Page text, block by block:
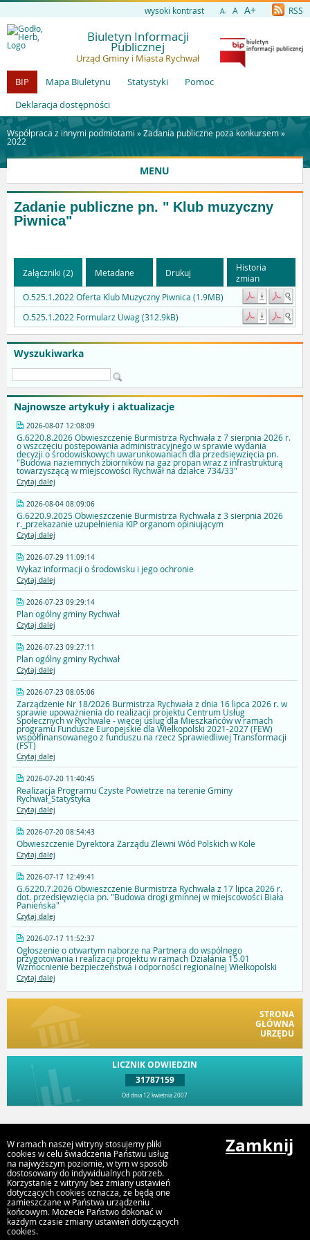
wysoki kontrast A- A A+ RSS
Biuletyn Informacji
Publicznej
Urząd Gminy i Miasta Rychwał
BIP
Mapa Biuletynu Statystyki
Pomoc
Deklaracja dostępności
Współpraca z innymi podmiotami »Zadania publiczne poza konkursem»
2022
MENU
Wyszukiwarka
Najnowsze artykuły i aktualizacje
2026-08-07 12:08:09
G.6220.8.2026 Obwieszczenie Burmistrza Rychwała z 7 sierpnia 2026 r.
o wszczęciu postępowania administracyjnego w sprawie wydania
decyzji o środowiskowych uwarunkowaniach dla przedsięwzięcia pn.
"Budowa naziemnych zbiorników na gaz propan wraz z infrastrukturą
towarzyszącą w miejscowości Rychwał na działce 734/33"
Czytaj dalej
2026-08-04 08:09:06
G.6220.9.2025 Obwieszczenie Burmistrza Rychwała z 3 sierpnia 2026
r._przekazanie uzupełnienia KIP organom opiniującym
Czytaj dalej
2026-07-29 11:09:14
Wykaz informacji o środowisku i jego ochronie
Czytaj dalej
2026-07-23 09:29:14
Plan ogólny gminy Rychwał
Czytaj dalej
2026-07-23 09:27:11
Plan ogólny gminy Rychwał
Czytaj dalej
2026-07-23 08:05:06
Zarządzenie Nr 18/2026 Burmistrza Rychwała z dnia 16 lipca 2026 r. w
sprawie upoważnienia do realizacji projektu Centrum Usług
Społecznych w Rychwale - więcej uslug dla Mieszkańców w ramach
programu Fundusze Europejskie dla Wielkopolski 2021-2027 (FEW)
współfinansowanego z funduszu na rzecz Sprawiedliwej Transformacji
(FST)
Czytaj dalej
2026-07-20 11:40:45
Realizacja Programu Czyste Powietrze na terenie Gminy
Rychwał_Statystyka
Czytaj dalej
2026-07-20 08:54:43
Obwieszczenie Dyrektora Zarządu Zlewni Wód Polskich w Kole
Czytaj dalej
2026-07-17 12:49:41
G.6220.7.2026 Obwieszczenie Burmistrza Rychwała z 17 lipca 2026 r.
dot. przedsięwzięcia pn. "Budowa drogi gminnej w miejscowości Biała
Panieńska"
Czytaj dalej
2026-07-17 11:52:37
Ogłoszenie o otwartym naborze na Partnera do wspólnego
przygotowania i realizacji projektu w ramach Działania 15.01
Wzmocnienie bezpieczeństwa i odporności regionalnej Wielkopolski
Czytaj dalej
STRONA
GŁÓWNA
URZĘDU
LICZNIK ODWIEDZIN
31787159
Od dnia 12 kwietnia 2007
Zadanie publiczne pn. " Klub muzyczny
Piwnica"
Załączniki (2) Metadane Drukuj
Historia
zmian
O.525.1.2022 Oferta Klub Muzyczny Piwnica (1.9MB)
O.525.1.2022 Formularz Uwag (312.9kB)
Urząd Gminy i Miasta Rychwał
Plac Wolności 16, 62-570 Rychwał
W ramach naszej witryny stosujemy pliki
cookies w celu świadczenia Państwu usług
na najwyższym poziomie, w tym w sposób
dostosowany do indywidualnych potrzeb.
Korzystanie z witryny bez zmiany ustawień
dotyczących cookies oznacza, że będą one
zamieszczane w Państwa urządzeniu
końcowym. Możecie Państwo dokonać w
każdym czasie zmiany ustawień dotyczących
cookies.
Zamknij